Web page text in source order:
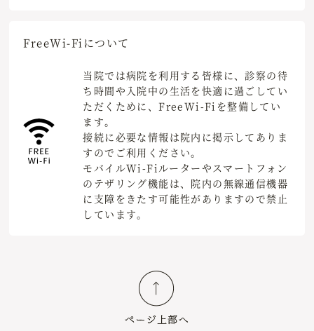
FreeWi-Fiについて
当院では病院を利用する皆様に、診察の待
ち時間や入院中の生活を快適に過ごしてい
ただくために、FreeWi-Fiを整備してい
ます。
接続に必要な情報は院内に掲示してありま
すのでご利用ください。
モバイルWi-Fiルーターやスマートフォン
のテザリング機能は、院内の無線通信機器
に支障をきたす可能性がありますので禁止
しています。